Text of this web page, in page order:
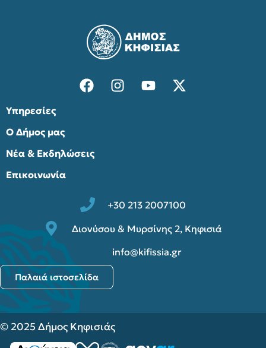
Υπηρεσίες
Ο Δήμος μας
Νέα & Εκδηλώσεις
Επικοινωνία
+30 213 2007100
Διονύσου & Μυρσίνης 2, Κηφισιά
info@kifissia.gr
Παλαιά ιστοσελίδα
© 2025 Δήμος Κηφισιάς